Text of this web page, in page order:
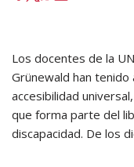
Los docentes de la
Grünewald han tenido
accesibilidad
que forma parte del
discapacidad. De los